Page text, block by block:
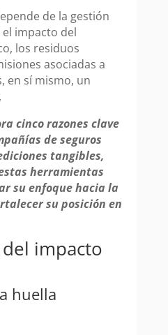
de la gestión
impacto del
los residuos
asociadas a
en sí mismo, un
cinco razones clave
de seguros
tangibles,
herramientas
su enfoque hacia la
su posición en
impacto
huella